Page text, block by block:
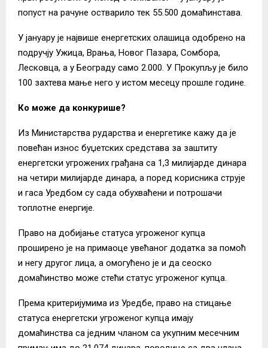
попуст на рачуне остварило тек 55.500 домаћинстава.
У јануару је највише енергетских олашица одобрено на
подручју Ужица, Врања, Новог Пазара, Сомбора,
Лесковца, а у Београду само 2.000. У Прокупљу је било
100 захтева мање него у истом месецу прошле године.
Ко може да конкурише?
Из Министарства рударства и енергетике кажу да је
повећан износ буџетских средстава за заштиту
енергетски угрожених грађана са 1,3 милијарде динара
на четири милијарде динара, а поред корисника струје
и гаса Уредбом су сада обухваћени и потрошачи
топлотне енергије.
Право на добијање статуса угроженог купца
проширено је на примаоце увећаног додатка за помоћ
и негу другог лица, а омогућено је и да сеоско
домаћинство може стећи статус угроженог купца.
Према критеријумима из Уредбе, право на стицање
статуса енергетски угроженог купца имају
домаћинства са једним чланом са укупним месечним